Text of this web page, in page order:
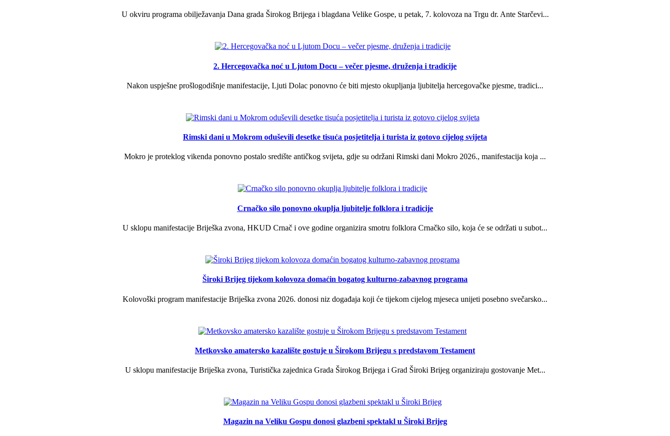
U okviru programa obilježavanja Dana grada Širokog Brijega i blagdana Velike Gospe, u petak, 7. kolovoza na Trgu dr. Ante Starčevi...
2. Hercegovačka noć u Ljutom Docu – večer pjesme, druženja i tradicije
Nakon uspješne prošlogodišnje manifestacije, Ljuti Dolac ponovno će biti mjesto okupljanja ljubitelja hercegovačke pjesme, tradici...
Rimski dani u Mokrom oduševili desetke tisuća posjetitelja i turista iz gotovo cijelog svijeta
Mokro je proteklog vikenda ponovno postalo središte antičkog svijeta, gdje su održani Rimski dani Mokro 2026., manifestacija koja ...
Crnačko silo ponovno okuplja ljubitelje folklora i tradicije
U sklopu manifestacije Briješka zvona, HKUD Crnač i ove godine organizira smotru folklora Crnačko silo, koja će se održati u subot...
Široki Brijeg tijekom kolovoza domaćin bogatog kulturno-zabavnog programa
Kolovoški program manifestacije Briješka zvona 2026. donosi niz događaja koji će tijekom cijelog mjeseca unijeti posebno svečarsko...
Metkovsko amatersko kazalište gostuje u Širokom Brijegu s predstavom Testament
U sklopu manifestacije Briješka zvona, Turistička zajednica Grada Širokog Brijega i Grad Široki Brijeg organiziraju gostovanje Met...
Magazin na Veliku Gospu donosi glazbeni spektakl u Široki Brijeg